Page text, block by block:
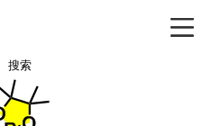
搜索